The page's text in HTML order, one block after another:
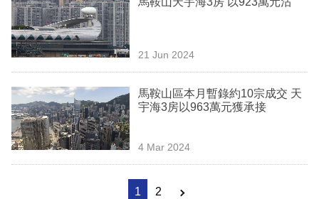
21 Jun 2024
馬鞍山區本月暫錄約10宗成交 天
宇海3房以963萬元獲承接
4 Mar 2024
1 2